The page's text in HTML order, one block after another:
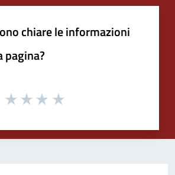
chiare le informazioni
pagina?